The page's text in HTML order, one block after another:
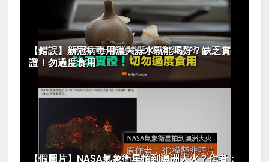
【錯誤】新冠病毒用濃大蒜水就能喝好？缺乏實
證！勿過度食用
【假圖片】NASA氣象衛星拍到澳洲大火？作者：